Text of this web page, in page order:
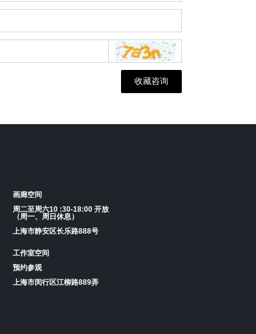
收藏咨询
画廊空间
周二至周六10 :30-18:00 开放
（周一、周日休息）
上海市静安区长乐路888号
工作室空间
预约参观
上海市闵行区江柳路889弄